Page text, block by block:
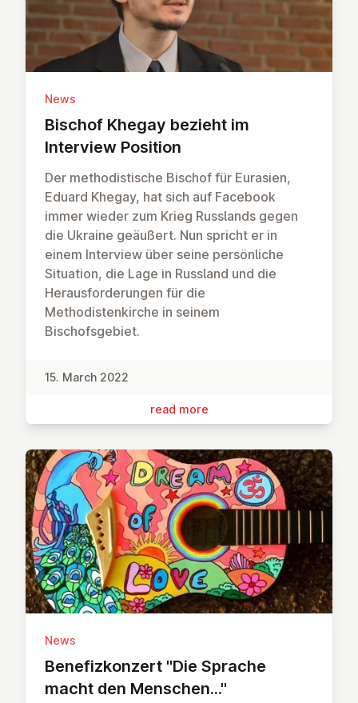
News
Bischof Khegay bezieht im
Interview Position
Der methodistische Bischof für Eurasien,
Eduard Khegay, hat sich auf Facebook
immer wieder zum Krieg Russlands gegen
die Ukraine geäußert. Nun spricht er in
einem Interview über seine persönliche
Situation, die Lage in Russland und die
Herausforderungen für die
Methodistenkirche in seinem
Bischofsgebiet.
15. March 2022
read more
News
Be­ne­f­izkonzert "Die Sprache
macht den Menschen..."